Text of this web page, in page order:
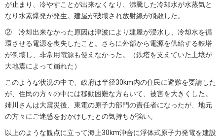
が止まり、冷やすことが出来なくなり、沸騰した冷却水が水蒸気と
なり水素爆発が発生。建屋が破壊され放射線が飛散した。
② 冷却出来なかった原因は津波により建屋が浸水し、冷却水を循
環させる電源を喪失したこと。さらに外部から電源を供給する鉄塔
が倒壊し、非常用電源も使えなかった。（鉄塔を支えていた土壌が
大地震によって崩れた）
このような状況の中で、政府は半径30km内の住民に避難を要請した
が、住民の方々の中には移動困難な方もいて、被害を大きくした。
姉川さんは大震災後、東電の原子力部門の責任者になったが、地元
の方々にご迷惑をおかけしたとの気持ちが強い。
以上のような観点に立って海上30km沖合に浮体式原子力発電を建設